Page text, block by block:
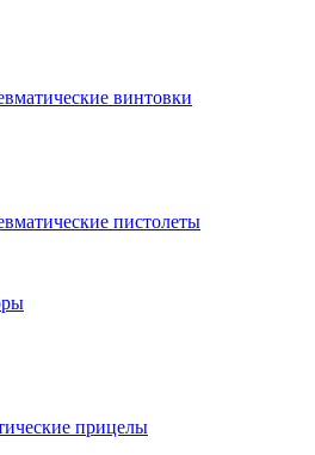
винтовки
пистолеты
прицелы